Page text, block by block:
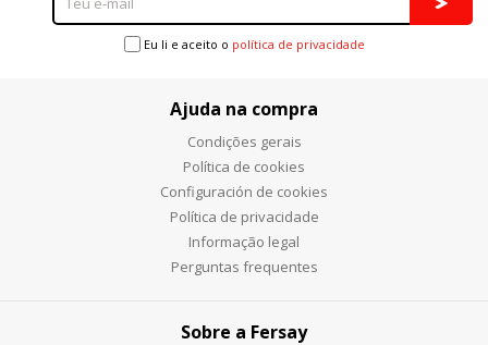
Eu li e aceito o política de privacidade
Ajuda na compra
Condições gerais
Política de cookies
Configuración de cookies
Política de privacidade
Informação legal
Perguntas frequentes
Sobre a Fersay